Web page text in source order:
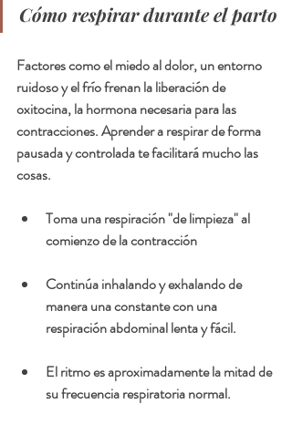
Cómo respirar durante el parto
Factores como el miedo al dolor, un entorno
ruidoso y el frío frenan la liberación de
oxitocina, la hormona necesaria para las
contracciones. Aprender a respirar de forma
pausada y controlada te facilitará mucho las
cosas.
Toma una respiración "de limpieza" al
comienzo de la contracción
Continúa inhalando y exhalando de
manera una constante con una
respiración abdominal lenta y fácil.
El ritmo es aproximadamente la mitad de
su frecuencia respiratoria normal.